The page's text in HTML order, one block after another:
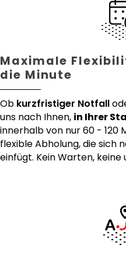
Maximale
die Minute
Ob kurzfristiger Notfall
uns nach Ihnen, in Ihrer
innerhalb von nur 60 - 120
flexible Abholung, die sich
einfügt. Kein Warten,